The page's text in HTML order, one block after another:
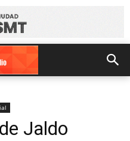
Jaldo